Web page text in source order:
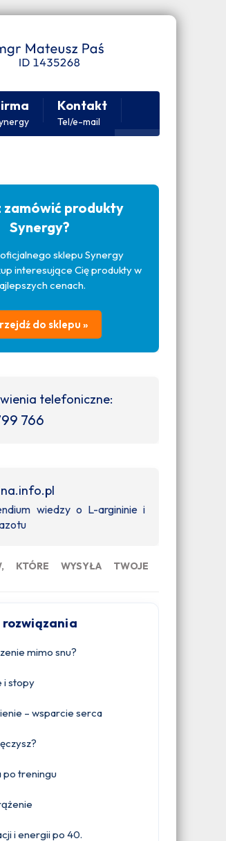
Kontakt
Tel/e-mail
zamówić produkty
Synergy?
sklepu Synergy
interesujące Cię produkty w
cenach.
do sklepu »
telefoniczne:
766
wiedzy o L-argininie i
KTÓRE WYSYŁA TWOJE
rozwiązania
mimo snu?
i stopy
– wsparcie serca
po treningu
i energii po 40.